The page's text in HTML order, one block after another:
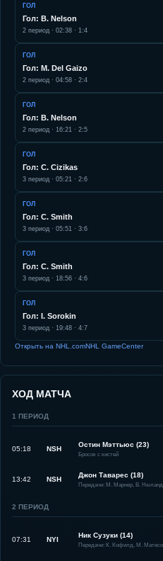
ГОЛ
Гол: B. Nelson
2 период · 02:38 · 1:4
ГОЛ
Гол: M. Del Gaizo
2 период · 04:58 · 2:4
ГОЛ
Гол: B. Nelson
2 период · 16:21 · 2:5
ГОЛ
Гол: C. Cizikas
3 период · 05:21 · 2:6
ГОЛ
Гол: C. Smith
3 период · 05:51 · 3:6
ГОЛ
Гол: C. Smith
3 период · 18:56 · 4:6
ГОЛ
Гол: I. Sorokin
3 период · 19:48 · 4:7
Открыть на NHL.comNHL GameCenter
ХОД МАТЧА
1 ПЕРИОД
05:18 NSH
Остин Мэттьюс (23)
Бросок с кистей
13:42 NSH
Джон Таварес (18)
Передачи: М. Марнер, В.
2 ПЕРИОД
07:31 NYI
Ник Сузуки (14)
Передачи: К. Кофилд, М.